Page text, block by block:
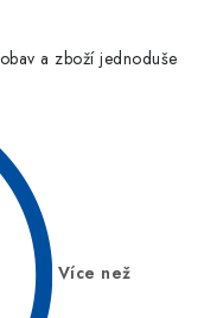
a zboží jednoduše
Více než